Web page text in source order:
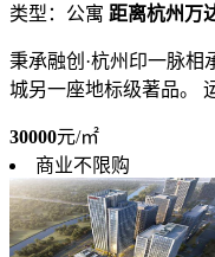
类型：公寓 距离杭州万
秉承融创·杭州印一脉
城另一座地标级著品。
30000元/㎡
商业不限购